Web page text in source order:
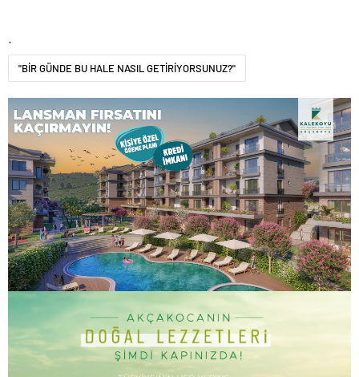
.
"BİR GÜNDE BU HALE NASIL GETİRİYORSUNUZ?"